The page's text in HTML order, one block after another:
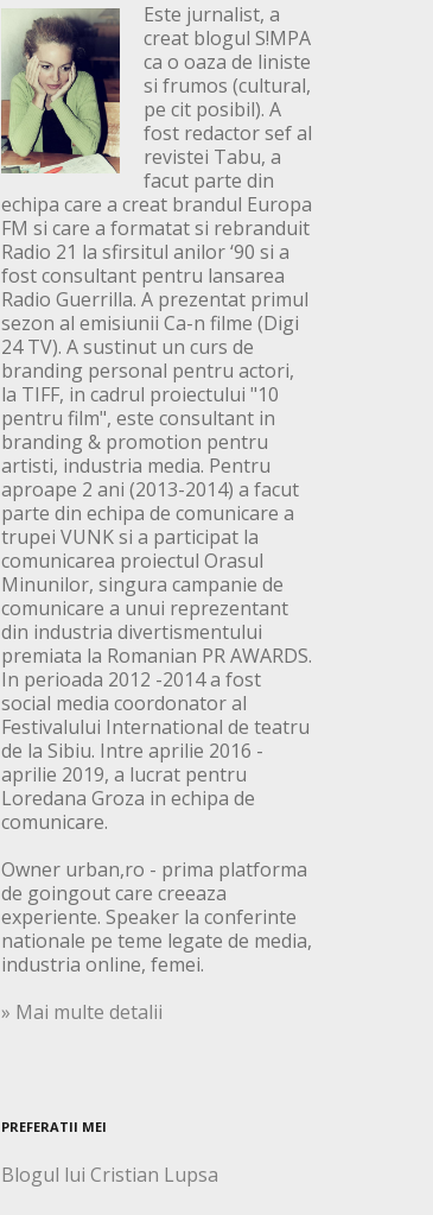
Este jurnalist, a
creat blogul S!MPA
ca o oaza de liniste
si frumos (cultural,
pe cit posibil). A
fost redactor sef al
revistei Tabu, a
facut parte din
echipa care a creat brandul Europa
FM si care a formatat si rebranduit
Radio 21 la sfirsitul anilor ‘90 si a
fost consultant pentru lansarea
Radio Guerrilla. A prezentat primul
sezon al emisiunii Ca-n filme (Digi
24 TV). A sustinut un curs de
branding personal pentru actori,
la TIFF, in cadrul proiectului "10
pentru film", este consultant in
branding & promotion pentru
artisti, industria media. Pentru
aproape 2 ani (2013-2014) a facut
parte din echipa de comunicare a
trupei VUNK si a participat la
comunicarea proiectul Orasul
Minunilor, singura campanie de
comunicare a unui reprezentant
din industria divertismentului
premiata la Romanian PR AWARDS.
In perioada 2012 -2014 a fost
social media coordonator al
Festivalului International de teatru
de la Sibiu. Intre aprilie 2016 -
aprilie 2019, a lucrat pentru
Loredana Groza in echipa de
comunicare.
Owner urban,ro - prima platforma
de goingout care creeaza
experiente. Speaker la conferinte
nationale pe teme legate de media,
industria online, femei.
» Mai multe detalii
PREFERATII MEI
Blogul lui Cristian Lupsa